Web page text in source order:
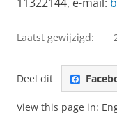
Laatst gewijzigd:
Deel dit
View this page in: